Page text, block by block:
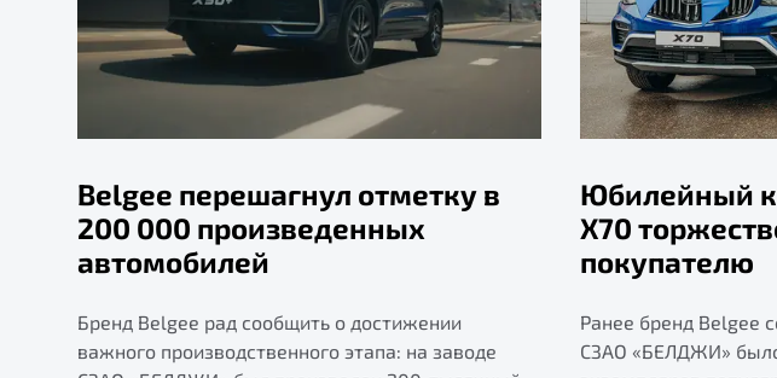
Belgee перешагнул отметку в
200 000 произведенных
автомобилей
Бренд Belgee рад сообщить о достижении
важного производственного этапа: на заводе
Юбилейный
X70
покупателю
Ранее бренд Belgee
СЗАО «БЕЛДЖИ»